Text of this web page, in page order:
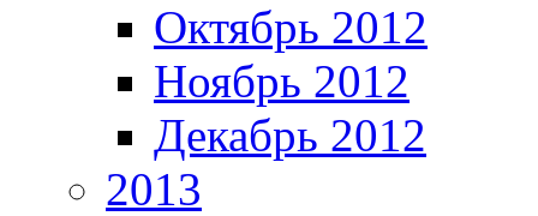
Октябрь 2012
Ноябрь 2012
Декабрь 2012
2013